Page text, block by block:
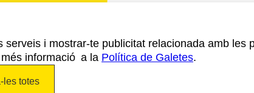
i mostrar-te publicitat relacionada amb les
informació a la Política de Galetes.
les totes